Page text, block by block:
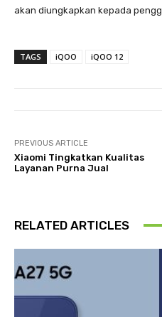
akan diungkapkan kepada
TAGS iQOO iQOO 12
PREVIOUS ARTICLE
Xiaomi Tingkatkan Kualitas
Layanan Purna Jual
RELATED ARTICLES